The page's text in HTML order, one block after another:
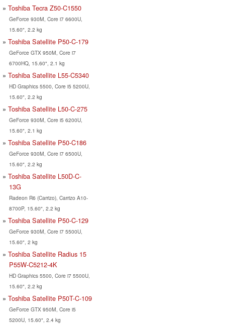
Toshiba Tecra Z50-C1550
GeForce 930M, Core i7 6600U,
15.60", 2.2 kg
Toshiba Satellite P50-C-179
GeForce GTX 950M, Core i7
6700HQ, 15.60", 2.1 kg
Toshiba Satellite L55-C5340
HD Graphics 5500, Core i5 5200U,
15.60", 2.2 kg
Toshiba Satellite L50-C-275
GeForce 930M, Core i5 6200U,
15.60", 2.1 kg
Toshiba Satellite P50-C186
GeForce 930M, Core i7 6500U,
15.60", 2.2 kg
Toshiba Satellite L50D-C-
13G
Radeon R6 (Carrizo), Carrizo A10-
8700P, 15.60", 2.2 kg
Toshiba Satellite P50-C-129
GeForce 930M, Core i7 5500U,
15.60", 2 kg
Toshiba Satellite Radius 15
P55W-C5212-4K
HD Graphics 5500, Core i7 5500U,
15.60", 2.2 kg
Toshiba Satellite P50T-C-109
GeForce GTX 950M, Core i5
5200U, 15.60", 2.4 kg